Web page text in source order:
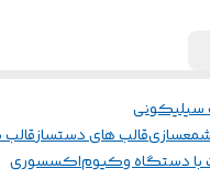
سیلیکونی
قالب های دستساز
دستگاه وکیوماکسسوری